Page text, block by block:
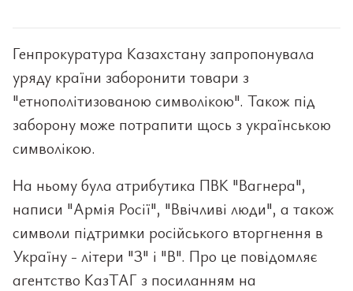
Генпрокуратура Казахстану запропонувала
уряду країни заборонити товари з
"етнополітизованою символікою". Також під
заборону може потрапити щось з українською
символікою.
На ньому була атрибутика ПВК "Вагнера",
написи "Армія Росії", "Ввічливі люди", а також
символи підтримки російського вторгнення в
Україну - літери "З" і "В". Про це повідомляє
агентство КазТАГ з посиланням на